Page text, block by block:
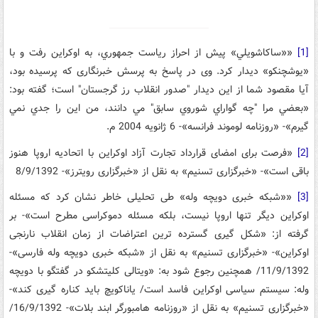
[1] ««ساکاشويلي» پيش از احراز رياست جمهوري، به اوکراين رفت و با
«يوشچنکو» ديدار کرد. وی در پاسخ به پرسش خبرنگاری که پرسیده بود،
آيا مقصود شما از اين دیدار "صدور انقلاب رز گرجستان" است؛ گفته بود:
«بعضي مرا "چه گواراي شوروي سابق" مي دانند، من اين را جدي نمي
گيرم»- «روزنامه لوموند فرانسه»- 6 ژانویه 2004 م.
[2] «فرصت برای امضای قرارداد تجارت آزاد اوکراین با اتحادیه اروپا هنوز
باقی است»- «خبرگزاری تسنیم» به نقل از «خبرگزاری رویترز»- 8/9/1392
[3] ««شبکه خبری دویچه وله» طی تحلیلی خاطر نشان کرد که مسئله
اوکراین دیگر تنها اروپا نیست، بلکه مسئله دموکراسی مطرح است»- بر
گرفته از: «شکل گیری گسترده ترین اعتراضات از زمان انقلاب نارنجی
اوکراین»- «خبرگزاری تسنیم» به نقل از «شبکه خبری دویچه وله فارسی»-
11/9/1392/ همچنین رجوع شود به: «ویتالی کلیتشکو در گفتگو با دویچه
وله: سیستم سیاسی اوکراین فاسد است/ یاناکویچ باید کناره گیری کند»-
«خبرگزاری تسنیم» به نقل از «روزنامه هامبورگر ابند بلات»- 16/9/1392/